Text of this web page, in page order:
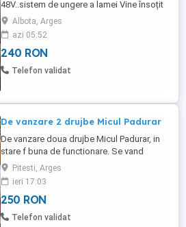
48V..sistem de ungere a lamei Vine însoțit
de cutie de transport doua baterii
lanț...cheie de montaj
Albota, Arges
azi 05:52
240 RON
Telefon validat
De vanzare 2 drujbe Micul Padurar
De vanzare doua drujbe Micul Padurar, in
stare f buna de functionare. Se vand
separat la pretul de 250 lei bucata, sau la
pachet, la un pret discutabil.
Pitesti, Arges
ieri 17:03
250 RON
Telefon validat